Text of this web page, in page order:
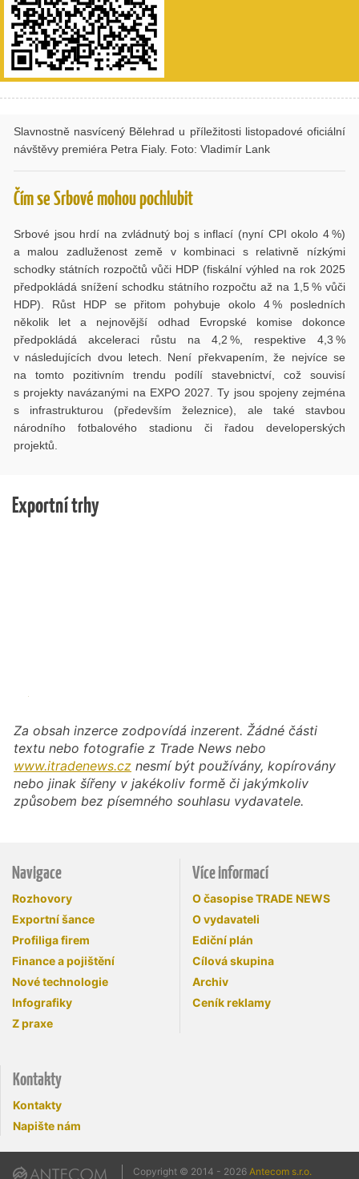
Slavnostně nasvícený Bělehrad u příležitosti listopadové oficiální
návštěvy premiéra Petra Fialy. Foto: Vladimír Lank
Čím se Srbové mohou pochlubit
Srbové jsou hrdí na zvládnutý boj s inflací (nyní CPI okolo 4 %)
a malou zadluženost země v kombinaci s relativně nízkými
schodky státních rozpočtů vůči HDP (fiskální výhled na rok 2025
předpokládá snížení schodku státního rozpočtu až na 1,5 % vůči
HDP). Růst HDP se přitom pohybuje okolo 4 % posledních
několik let a nejnovější odhad Evropské komise dokonce
předpokládá akceleraci růstu na 4,2 %, respektive 4,3 %
v následujících dvou letech. Není překvapením, že nejvíce se
na tomto pozitivním trendu podílí stavebnictví, což souvisí
s projekty navázanými na EXPO 2027. Ty jsou spojeny zejména
s infrastrukturou (především železnice), ale také stavbou
národního fotbalového stadionu či řadou developerských
projektů.
Exportní trhy
Za obsah inzerce zodpovídá inzerent. Žádné části
textu nebo fotografie z Trade News nebo
www.itradenews.cz nesmí být používány, kopírovány
nebo jinak šířeny v jakékoliv formě či jakýmkoliv
způsobem bez písemného souhlasu vydavatele.
Navigace
Rozhovory
Exportní šance
Profiliga firem
Finance a pojištění
Nové technologie
Infografiky
Z praxe
Více informací
O časopise TRADE NEWS
O vydavateli
Ediční plán
Cílová skupina
Archiv
Ceník reklamy
Kontakty
Kontakty
Napište nám
Copyright © 2014 - 2026 Antecom s.r.o.